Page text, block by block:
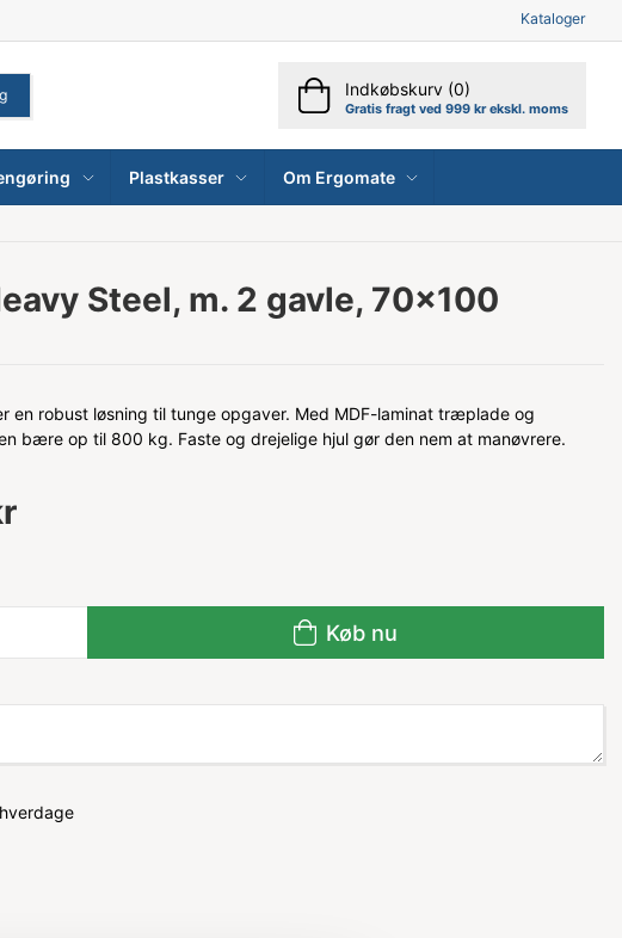
Kataloger
Indkøbskurv (0)
Gratis fragt ved 999 kr ekskl. moms
Plastkasser Om Ergomate
Steel, m. 2 gavle, 70x100
en robust løsning til tunge opgaver. Med MDF-laminat træplade og
bære op til 800 kg. Faste og drejelige hjul gør den nem at manøvrere.
Køb nu